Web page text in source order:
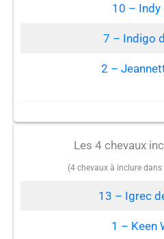
10 – Indy
7 – Indigo
2 –
Les 4 chevaux
(4 chevaux à inclure
13 – Igrec
1 – Keen